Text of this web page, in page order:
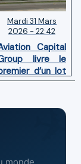
Mardi 31 Mars
2026 - 22:42
Capital
livre le
d’un lot
six Boeing
à Royal Air
monde,